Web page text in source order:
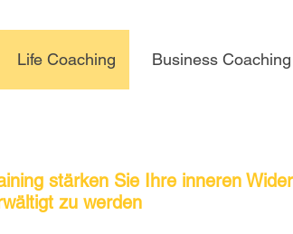
Life Coaching Business Coaching
stärken Sie Ihre inneren
zu werden